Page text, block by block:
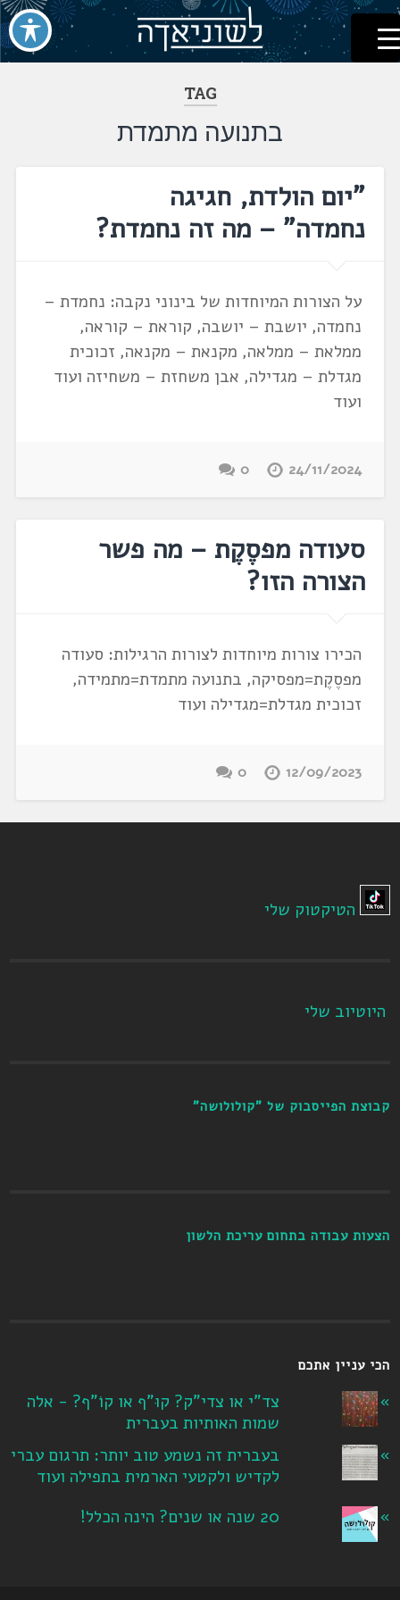
דלג
לתוכן
לשוניאדה
עברית. לשון. שפה
TAG
בתנועה מתמדת
"יום הולדת, חגיגה
נחמדה" – מה זה נחמדת?
על הצורות המיוחדות של בינוני נקבה: נחמדת –
נחמדה, יושבת – יושבה, קוראת – קוראה,
ממלאת – ממלאה, מקנאת – מקנאה, זכוכית
מגדלת – מגדילה, אבן משחזת – משחיזה ועוד
ועוד
24/11/2024
0
סעודה מפסֶקֶת – מה פשר
הצורה הזו?
הכירו צורות מיוחדות לצורות הרגילות: סעודה
מפסֶקֶת=מפסיקה, בתנועה מתמדת=מתמידה,
זכוכית מגדלת=מגדילה ועוד
12/09/2023
0
הטיקטוק שלי
היוטיוב שלי
קבוצת הפייסבוק של "קולולושה"
הצעות עבודה בתחום עריכת הלשון
הכי עניין אתכם
צד"י או צדי"ק? קוּ"ף או קוֹ"ף? - אלה
שמות האותיות בעברית
בעברית זה נשמע טוב יותר: תרגום עברי
לקדיש ולקטעי הארמית בתפילה ועוד
20 שנה או שנים? הינה הכלל!